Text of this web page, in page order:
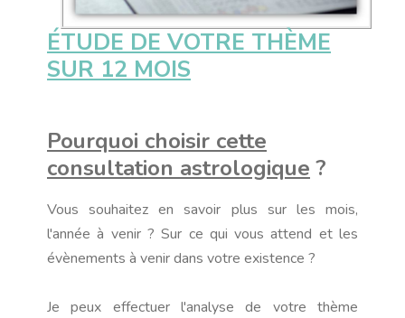
ÉTUDE DE VOTRE THÈME
SUR 12 MOIS
Pourquoi choisir cette
consultation astrologique ?
Vous souhaitez en savoir plus sur les mois,
l'année à venir ? Sur ce qui vous attend et les
évènements à venir dans votre existence ?
Je peux effectuer l'analyse de votre thème